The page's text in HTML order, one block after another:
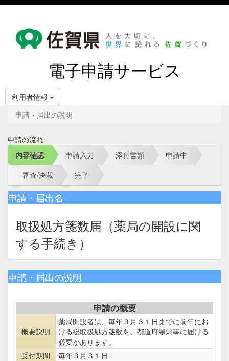
電子申請サービス
利用者情報
申請・届出の説明
申請の流れ
内容確認
申請入力 添付書類
申請中
審査/決裁
完了
申請・届出名
取扱処方箋数届（薬局の開設に関
する手続き）
申請・届出の説明
申請の概要
概要説明
薬局開設者は、毎年３月３１日までに前年にお
ける総取扱処方箋数を、都道府県知事に届ける
必要があります。
受付期間
毎年３月３１日